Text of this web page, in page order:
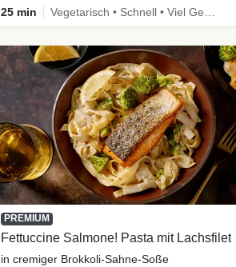
25 min Vegetarisch • Schnell • Viel Gemüse
PREMIUM
Fettuccine Salmone! Pasta mit Lachsfilet
in cremiger Brokkoli-Sahne-Soße